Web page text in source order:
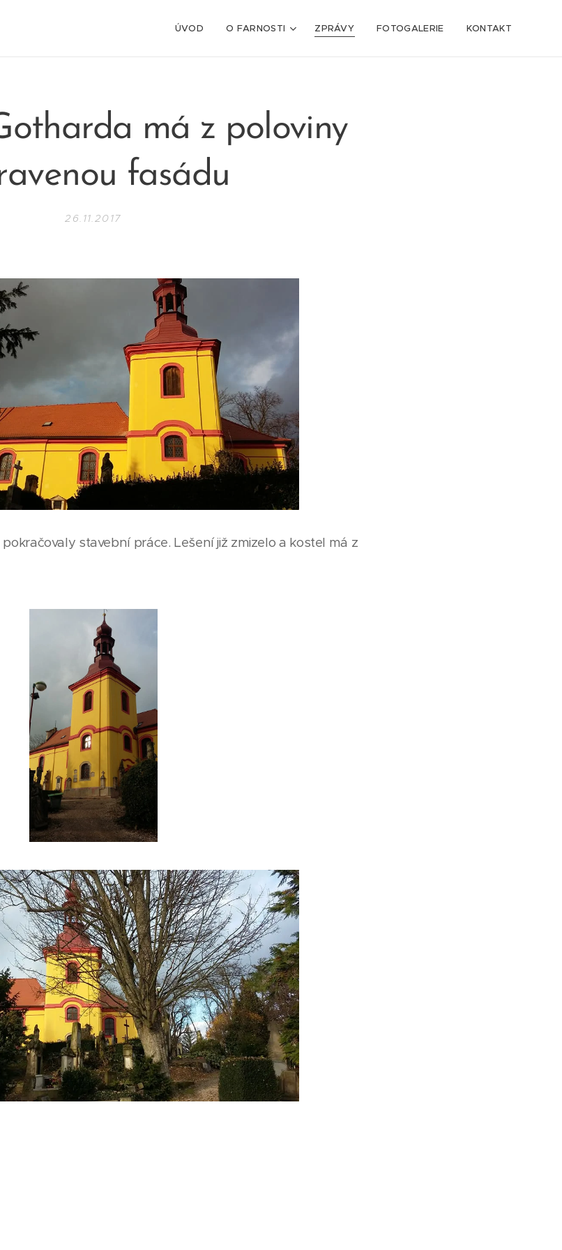
ÚVOD O FARNOSTI ZPRÁVY FOTOGALERIE KONTAKT
má z poloviny
fasádu
26.11.2017
stavební práce. Lešení již zmizelo a kostel má z